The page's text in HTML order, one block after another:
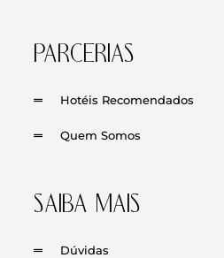
PARCERIAS
Hotéis Recomendados
Quem Somos
SAIBA MAIS
Dúvidas